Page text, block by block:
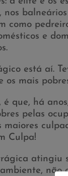
nos
como
e
está aí.
os mais
que, há
pelas
maiores
Culpa!
atingiu
não